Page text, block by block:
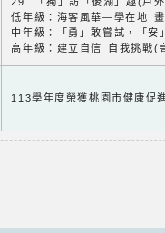
低年級：海客風華—學在地
中年級：「勇」敢嘗試，「
高年級：建立自信 自我挑戰(
113學年度榮獲桃園市健康促